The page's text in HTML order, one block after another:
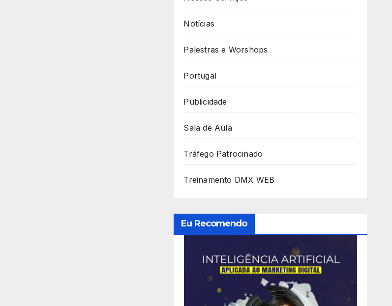
Notícias
Palestras e Worshops
Portugal
Publicidade
Sala de Aula
Tráfego Patrocinado
Treinamento DMX WEB
Eu Recomendo